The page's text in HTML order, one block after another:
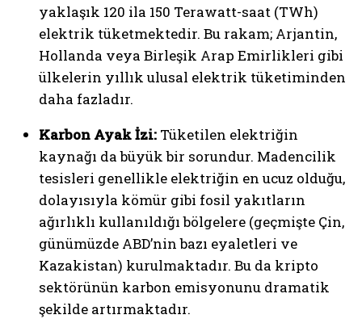
yaklaşık 120 ila 150 Terawatt-saat (TWh)
elektrik tüketmektedir. Bu rakam; Arjantin,
Hollanda veya Birleşik Arap Emirlikleri gibi
ülkelerin yıllık ulusal elektrik tüketiminden
daha fazladır.
Karbon Ayak İzi: Tüketilen elektriğin
kaynağı da büyük bir sorundur. Madencilik
tesisleri genellikle elektriğin en ucuz olduğu,
dolayısıyla kömür gibi fosil yakıtların
ağırlıklı kullanıldığı bölgelere (geçmişte Çin,
günümüzde ABD’nin bazı eyaletleri ve
Kazakistan) kurulmaktadır. Bu da kripto
sektörünün karbon emisyonunu dramatik
şekilde artırmaktadır.